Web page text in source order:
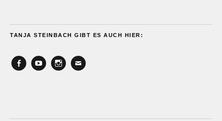
TANJA STEINBACH GIBT ES AUCH HIER: